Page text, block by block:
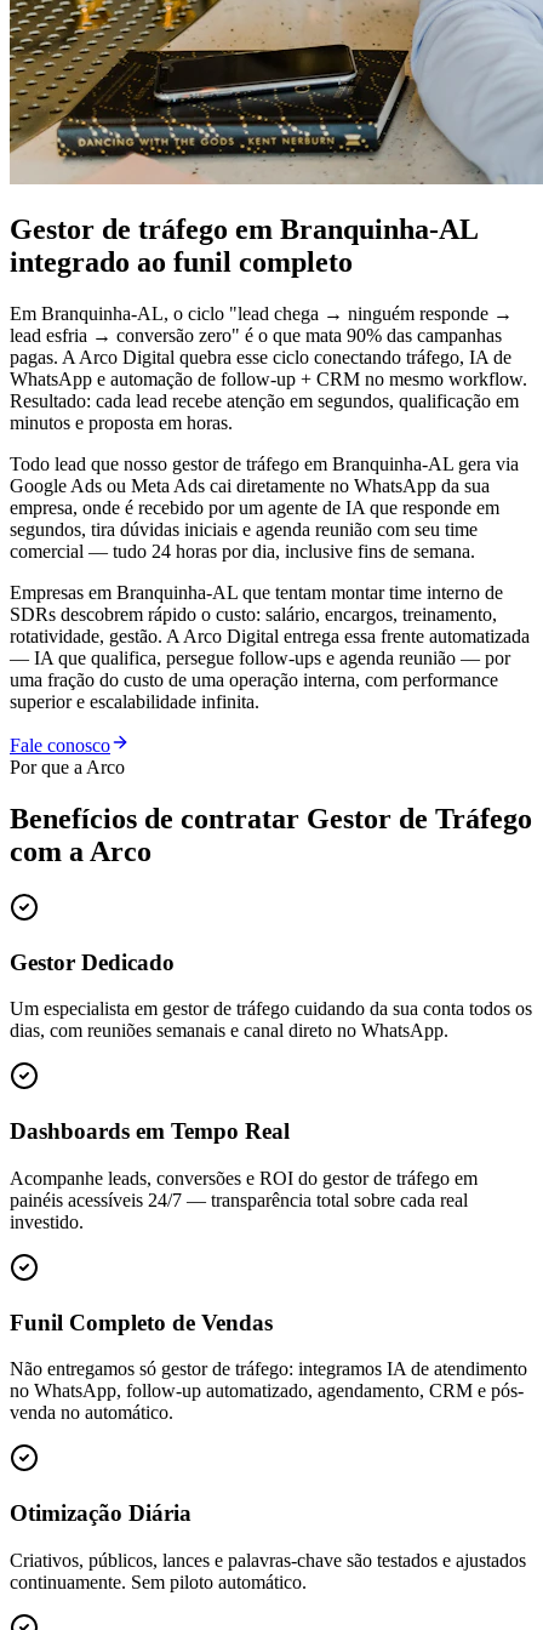
Gestor de tráfego em Branquinha-AL
integrado ao funil completo
Em Branquinha-AL, o ciclo "lead chega → ninguém responde →
lead esfria → conversão zero" é o que mata 90% das campanhas
pagas. A Arco Digital quebra esse ciclo conectando tráfego, IA de
WhatsApp e automação de follow-up + CRM no mesmo workflow.
Resultado: cada lead recebe atenção em segundos, qualificação em
minutos e proposta em horas.
Todo lead que nosso gestor de tráfego em Branquinha-AL gera via
Google Ads ou Meta Ads cai diretamente no WhatsApp da sua
empresa, onde é recebido por um agente de IA que responde em
segundos, tira dúvidas iniciais e agenda reunião com seu time
comercial — tudo 24 horas por dia, inclusive fins de semana.
Empresas em Branquinha-AL que tentam montar time interno de
SDRs descobrem rápido o custo: salário, encargos, treinamento,
rotatividade, gestão. A Arco Digital entrega essa frente automatizada
— IA que qualifica, persegue follow-ups e agenda reunião — por
uma fração do custo de uma operação interna, com performance
superior e escalabilidade infinita.
Fale conosco
Por que a Arco
Benefícios de contratar Gestor de Tráfego
com a Arco
Gestor Dedicado
Um especialista em gestor de tráfego cuidando da sua conta todos os
dias, com reuniões semanais e canal direto no WhatsApp.
Dashboards em Tempo Real
Acompanhe leads, conversões e ROI do gestor de tráfego em
painéis acessíveis 24/7 — transparência total sobre cada real
investido.
Funil Completo de Vendas
Não entregamos só gestor de tráfego: integramos IA de atendimento
no WhatsApp, follow-up automatizado, agendamento, CRM e pós-
venda no automático.
Otimização Diária
Criativos, públicos, lances e palavras-chave são testados e ajustados
continuamente. Sem piloto automático.